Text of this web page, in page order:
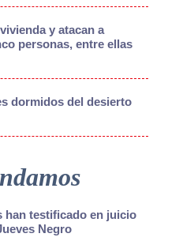
y atacan a
personas, entre ellas
dormidos del desierto
han testificado en juicio
Negro